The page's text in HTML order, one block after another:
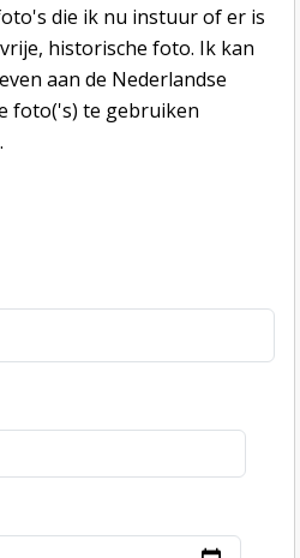
die ik nu instuur of er is
historische foto. Ik kan
aan de Nederlandse
foto('s) te gebruiken